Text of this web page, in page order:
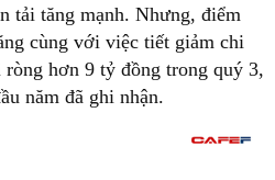
tải tăng mạnh. Nhưng, điểm
cùng với việc tiết giảm chi
ròng hơn 9 tỷ đồng trong quý 3,
năm đã ghi nhận.